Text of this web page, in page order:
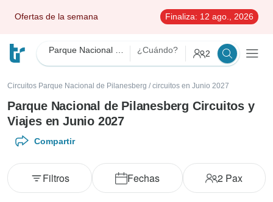
Ofertas de la semana Finaliza: 12 ago., 2026
¿Cuándo? 2
Circuitos Parque Nacional de Pilanesberg / circuitos en Junio 2027
Parque Nacional de Pilanesberg Circuitos y
Viajes en Junio 2027
Compartir
Fechas 2 Pax
Filtros